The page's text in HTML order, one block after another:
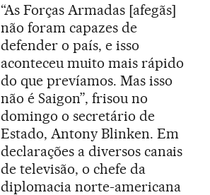
“As Forças Armadas [afegãs]
não foram capazes de
defender o país, e isso
aconteceu muito mais rápido
do que prevíamos. Mas isso
não é Saigon”, frisou no
domingo o secretário de
Estado, Antony Blinken. Em
declarações a diversos canais
de televisão, o chefe da
diplomacia norte-americana